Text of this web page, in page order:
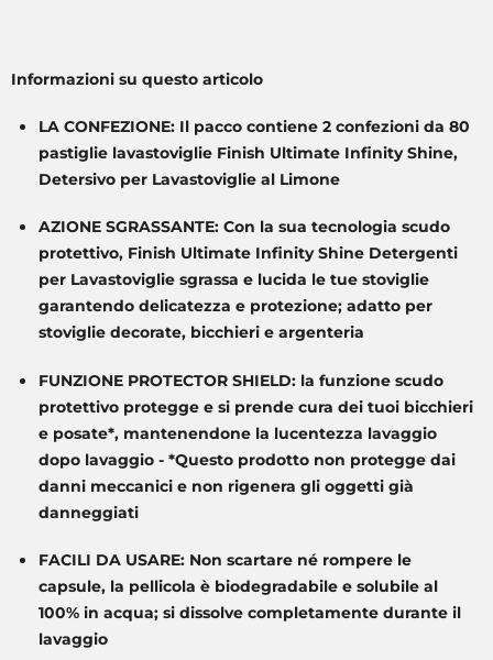
Informazioni su questo articolo
LA CONFEZIONE: Il pacco contiene 2 confezioni da 80
pastiglie lavastoviglie Finish Ultimate Infinity Shine,
Detersivo per Lavastoviglie al Limone
AZIONE SGRASSANTE: Con la sua tecnologia scudo
protettivo, Finish Ultimate Infinity Shine Detergenti
per Lavastoviglie sgrassa e lucida le tue stoviglie
garantendo delicatezza e protezione; adatto per
stoviglie decorate, bicchieri e argenteria
FUNZIONE PROTECTOR SHIELD: la funzione scudo
protettivo protegge e si prende cura dei tuoi bicchieri
e posate*, mantenendone la lucentezza lavaggio
dopo lavaggio - *Questo prodotto non protegge dai
danni meccanici e non rigenera gli oggetti già
danneggiati
FACILI DA USARE: Non scartare né rompere le
capsule, la pellicola è biodegradabile e solubile al
100% in acqua; si dissolve completamente durante il
lavaggio